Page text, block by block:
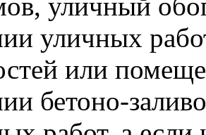
уличных
или
бетоно-